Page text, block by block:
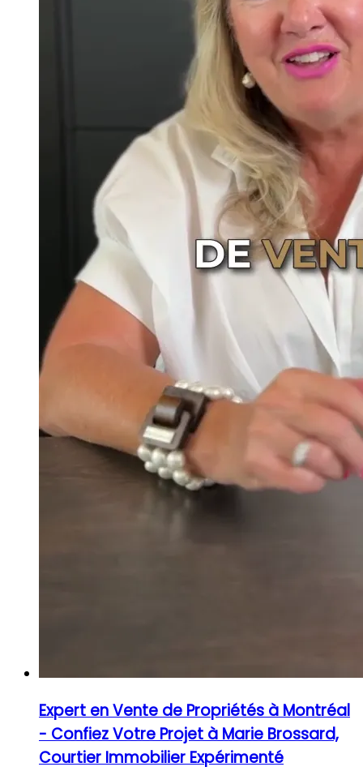
Expert en Vente de Propriétés à Montréal
- Confiez Votre Projet à Marie Brossard,
Courtier Immobilier Expérimenté